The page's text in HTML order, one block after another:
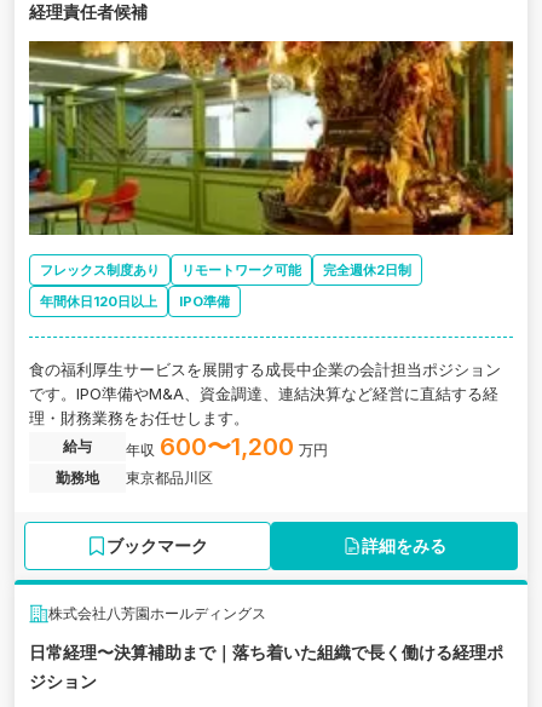
経理責任者候補
フレックス制度あり リモートワーク可能
完全週休2日制
年間休日120日以上
IPO準備
食の福利厚生サービスを展開する成長中企業の会計担当ポジション
です。IPO準備やM&A、資金調達、連結決算など経営に直結する経
理・財務業務をお任せします。
給与 年収 600〜1,200 万円
勤務地
東京都品川区
ブックマーク 詳細をみる
株式会社八芳園ホールディングス
日常経理〜決算補助まで｜落ち着いた組織で長く働ける経理ポ
ジション